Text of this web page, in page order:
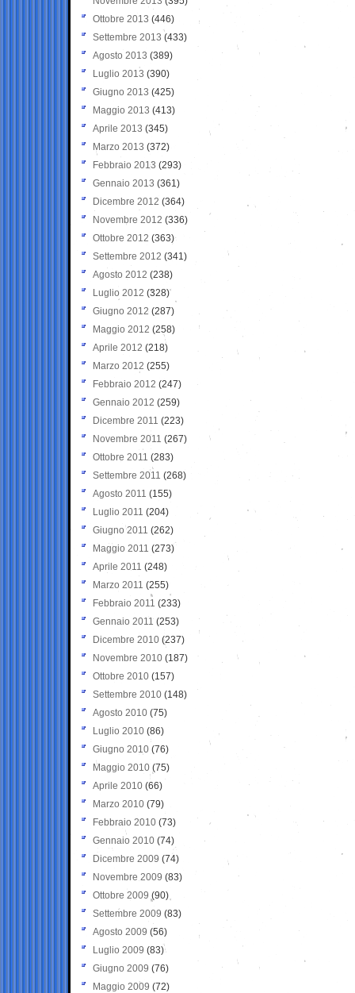
Ottobre 2013 (446)
Settembre 2013 (433)
Agosto 2013 (389)
Luglio 2013 (390)
Giugno 2013 (425)
Maggio 2013 (413)
Aprile 2013 (345)
Marzo 2013 (372)
Febbraio 2013 (293)
Gennaio 2013 (361)
Dicembre 2012 (364)
Novembre 2012 (336)
Ottobre 2012 (363)
Settembre 2012 (341)
Agosto 2012 (238)
Luglio 2012 (328)
Giugno 2012 (287)
Maggio 2012 (258)
Aprile 2012 (218)
Marzo 2012 (255)
Febbraio 2012 (247)
Gennaio 2012 (259)
Dicembre 2011 (223)
Novembre 2011 (267)
Ottobre 2011 (283)
Settembre 2011 (268)
Agosto 2011 (155)
Luglio 2011 (204)
Giugno 2011 (262)
Maggio 2011 (273)
Aprile 2011 (248)
Marzo 2011 (255)
Febbraio 2011 (233)
Gennaio 2011 (253)
Dicembre 2010 (237)
Novembre 2010 (187)
Ottobre 2010 (157)
Settembre 2010 (148)
Agosto 2010 (75)
Luglio 2010 (86)
Giugno 2010 (76)
Maggio 2010 (75)
Aprile 2010 (66)
Marzo 2010 (79)
Febbraio 2010 (73)
Gennaio 2010 (74)
Dicembre 2009 (74)
Novembre 2009 (83)
Ottobre 2009 (90)
Settembre 2009 (83)
Agosto 2009 (56)
Luglio 2009 (83)
Giugno 2009 (76)
Maggio 2009 (72)